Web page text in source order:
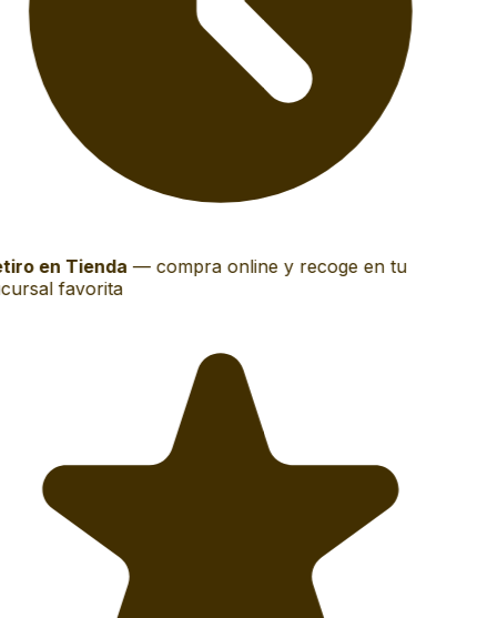
en Tienda— compra online y recoge en tu
favorita